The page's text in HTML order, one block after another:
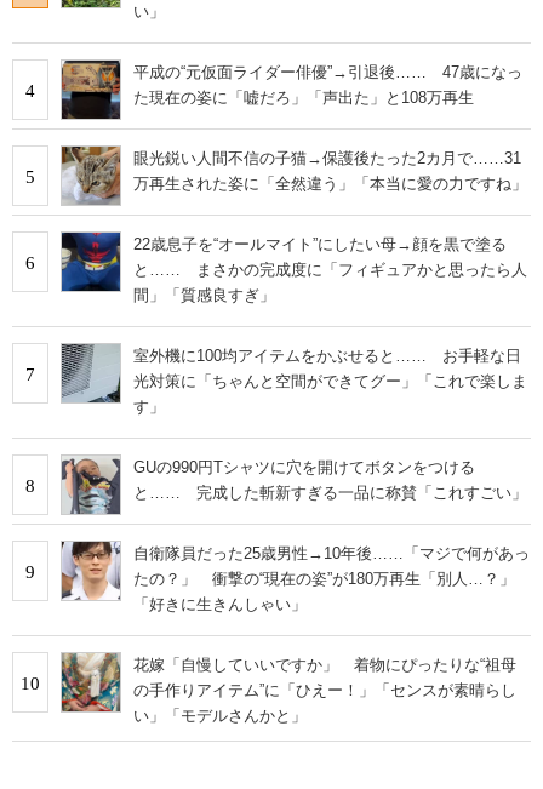
い」
4
平成の“元仮面ライダー俳優”→引退後…… 47歳になっ
た現在の姿に「嘘だろ」「声出た」と108万再生
5
眼光鋭い人間不信の子猫→保護後たった2カ月で……31
万再生された姿に「全然違う」「本当に愛の力ですね」
6
22歳息子を“オールマイト”にしたい母→顔を黒で塗る
と…… まさかの完成度に「フィギュアかと思ったら人
間」「質感良すぎ」
7
室外機に100均アイテムをかぶせると…… お手軽な日
光対策に「ちゃんと空間ができてグー」「これで楽しま
す」
8
GUの990円Tシャツに穴を開けてボタンをつける
と…… 完成した斬新すぎる一品に称賛「これすごい」
9
自衛隊員だった25歳男性→10年後……「マジで何があっ
たの？」 衝撃の“現在の姿”が180万再生「別人…？」
「好きに生きんしゃい」
10
花嫁「自慢していいですか」 着物にぴったりな“祖母
の手作りアイテム”に「ひえー！」「センスが素晴らし
い」「モデルさんかと」